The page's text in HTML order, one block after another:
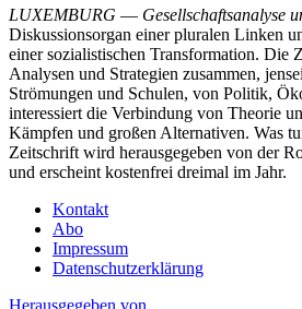
LUXEMBURG — Gesellschaftsanalyse
Diskussionsorgan einer pluralen Linken
einer sozialistischen Transformation. Die
Analysen und Strategien zusammen,
Strömungen und Schulen, von Politik,
interessiert die Verbindung von Theorie
Kämpfen und großen Alternativen. Was
Zeitschrift wird herausgegeben von der
und erscheint kostenfrei dreimal im Jahr.
Kontakt
Abo
Impressum
Datenschutzerklärung
Herausgegeben von